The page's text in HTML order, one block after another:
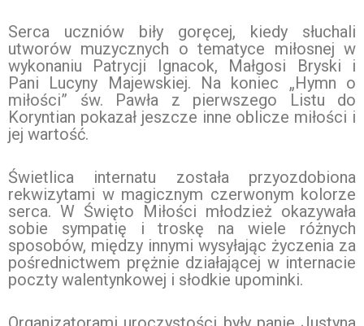
Serca uczniów biły goręcej, kiedy słuchali
utworów muzycznych o tematyce miłosnej w
wykonaniu Patrycji Ignacok, Małgosi Bryski i
Pani Lucyny Majewskiej. Na koniec „Hymn o
miłości” św. Pawła z pierwszego Listu do
Koryntian pokazał jeszcze inne oblicze miłości i
jej wartość.
Świetlica internatu została przyozdobiona
rekwizytami w magicznym czerwonym kolorze
serca. W Święto Miłości młodzież okazywała
sobie sympatię i troskę na wiele różnych
sposobów, między innymi wysyłając życzenia za
pośrednictwem prężnie działającej w internacie
poczty walentynkowej i słodkie upominki.